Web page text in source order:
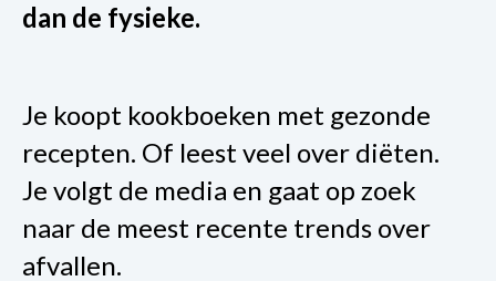
dan de fysieke.
Je koopt kookboeken met gezonde
recepten. Of leest veel over diëten.
Je volgt de media en gaat op zoek
naar de meest recente trends over
afvallen.